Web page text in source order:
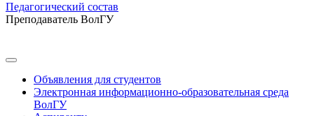
Педагогический состав
Преподаватель ВолГУ
Объявления для студентов
Электронная информационно-образовательная среда
ВолГУ